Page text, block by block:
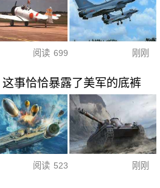
阅读 699 刚刚
事恰恰暴露了美军的底裤
阅读 523 刚刚